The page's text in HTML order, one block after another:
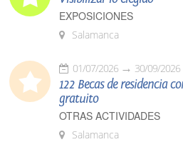
EXPOSICIONES
Salamanca
01/07/2026 30/09/2026
122 Becas de residencia
gratuito
OTRAS ACTIVIDADES
Salamanca